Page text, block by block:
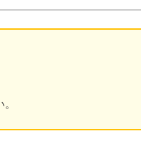
を
ム